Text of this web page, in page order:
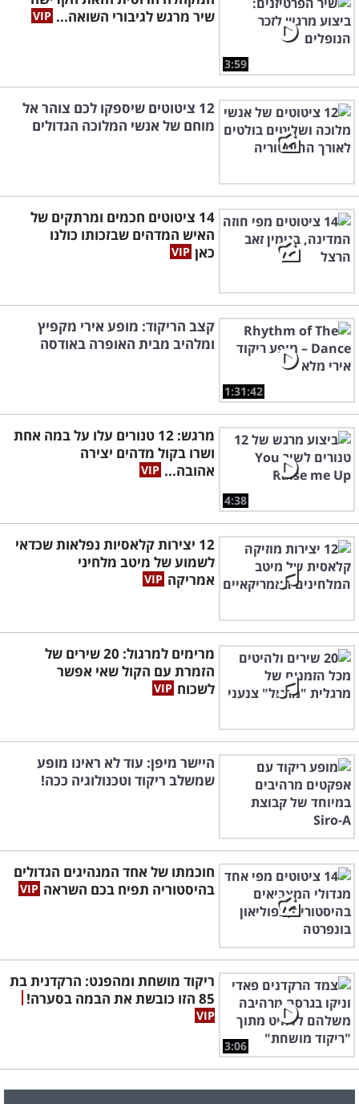
3:59
שיר מרגש לגיבורי השואה...
12 ציטוטים שיספקו לכם צוהר אל
מוחם של אנשי המלוכה הגדולים
14 ציטוטים חכמים ומרתקים של
האיש המדהים שבזכותו כולנו
כאן
1:31:42
קצב הריקוד: מופע אירי מקפיץ
ומלהיב מבית האופרה באודסה
4:38
מרגש: 12 טנורים עלו על במה אחת
ושרו בקול מדהים יצירה
אהובה...
12 יצירות קלאסיות נפלאות שכדאי
לשמוע של מיטב מלחיני
אמריקה
מרימים למרגול: 20 שירים של
הזמרת עם הקול שאי אפשר
לשכוח
היישר מיפן: עוד לא ראינו מופע
שמשלב ריקוד וטכנולוגיה ככה!
חוכמתו של אחד המנהיגים הגדולים
בהיסטוריה תפיח בכם השראה
3:06
ריקוד מושחת ומהפנט: הרקדנית בת
85 הזו כובשת את הבמה בסערה!